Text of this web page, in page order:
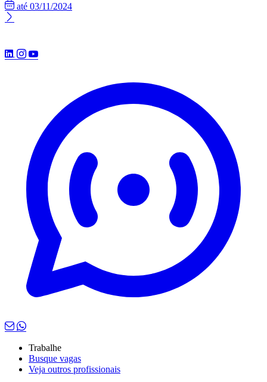
até 03/11/2024
Trabalhe
Busque vagas
Veja outros profissionais